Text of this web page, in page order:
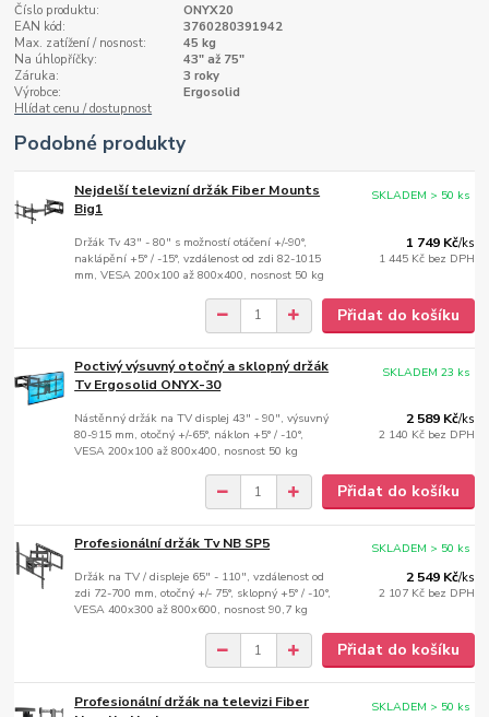
Číslo produktu:
ONYX20
EAN kód:
3760280391942
Max. zatížení / nosnost:
45 kg
Na úhlopříčky:
43" až 75"
Záruka:
3 roky
Výrobce:
Ergosolid
Hlídat cenu / dostupnost
Podobné produkty
Nejdelší televizní držák Fiber Mounts
Big1
Držák Tv 43" - 80" s možností otáčení +/-90°,
naklápění +5° / -15°, vzdálenost od zdi 82-1015
mm, VESA 200x100 až 800x400, nosnost 50 kg
1 749 Kč/ks
1 445 Kč bez DPH
SKLADEM > 50 ks
Přidat do košíku
Poctivý výsuvný otočný a sklopný držák
Tv Ergosolid ONYX-30
Nástěnný držák na TV displej 43" - 90", výsuvný
80-915 mm, otočný +/-65°, náklon +5° / -10°,
VESA 200x100 až 800x400, nosnost 50 kg
2 589 Kč/ks
2 140 Kč bez DPH
SKLADEM 23 ks
Přidat do košíku
Profesionální držák Tv NB SP5
Držák na TV / displeje 65" - 110", vzdálenost od
zdi 72-700 mm, otočný +/- 75°, sklopný +5° / -10°,
VESA 400x300 až 800x600, nosnost 90,7 kg
2 549 Kč/ks
2 107 Kč bez DPH
SKLADEM > 50 ks
Přidat do košíku
Profesionální držák na televizi Fiber
SKLADEM > 50 ks